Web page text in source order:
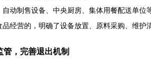
自动制售设备、中央厨房、集体用餐配送单
经营的，明确了设备放置、原料采购、维护
管，完善退出机制